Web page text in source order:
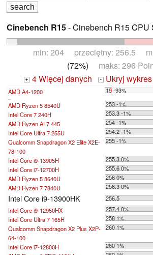
Cinebench R15- Cinebench R15 CPU
min: 204 przeciętny: 256.5
(72%) maks: 296
+ 4 Więcej danych - Ukryj
AMD A4-1200 19 -93%
...
AMD Ryzen 5 8540U
253 -1%
Intel Core 7 240H
253.3 -1%
AMD Ryzen AI 7 445
254 -1%
Intel Core Ultra 7 255U
254.2 -1%
Qualcomm Snapdragon X2 Elite X2E-
78-100
255 -1%
Intel Core i9-13905H
255.3 0%
Intel Core i7-12700H
255.6 0%
AMD Ryzen 5 8640U
256 0%
AMD Ryzen 7 7840U
256.3 0%
Intel Core i9-13900HK
256.5
Intel Core i9-12950HX
257.4 0%
Intel Core Ultra 7 165H
258 1%
Qualcomm Snapdragon X2 Plus X2P-
64-100
260 1%
Intel Core i7-12800H
260 1%